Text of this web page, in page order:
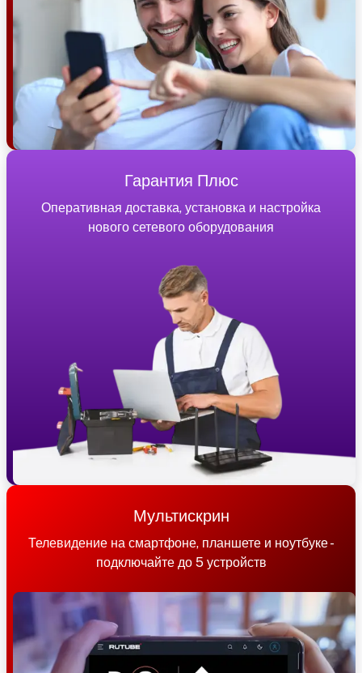
Гарантия Плюс
Оперативная доставка, установка и настройка
нового сетевого оборудования
Мультискрин
Телевидение на смартфоне, планшете и ноутбуке -
подключайте до 5 устройств